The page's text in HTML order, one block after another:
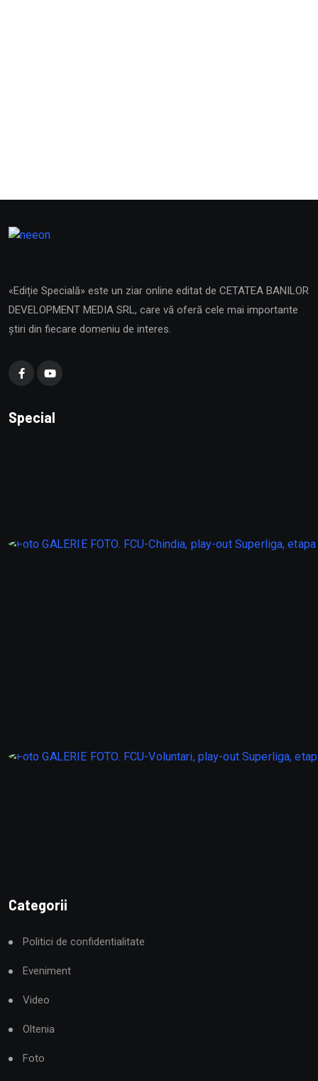
«Ediție Specială» este un ziar online editat de CETATEA BANILOR
DEVELOPMENT MEDIA SRL, care vă oferă cele mai importante
știri din fiecare domeniu de interes.
Special
Categorii
Politici de confidentialitate
Eveniment
Video
Oltenia
Foto